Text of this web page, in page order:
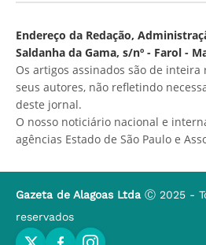
Endereço da Redação,
Saldanha da Gama, s/nº - Farol -
Os artigos assinados são de
seus autores, não refletindo
deste jornal.
O nosso noticiário nacional e
agências Estado de São Paulo e
Gazeta de Alagoas Ltda Ⓒ 2025 -
reservados